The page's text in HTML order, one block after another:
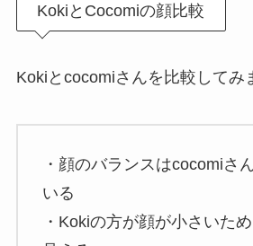
KokiとCocomiの顔比較
Kokiとcocomiさんを比較してみ
・顔のバランスはcocomiさ
いる
・Kokiの方が顔が小さいた